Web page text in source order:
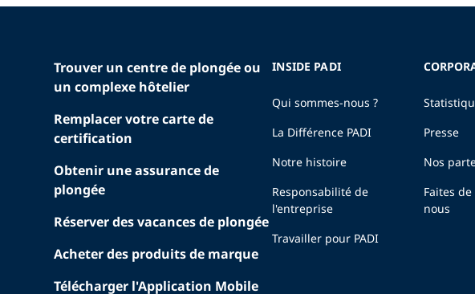
Trouver un centre de plongée ou
un complexe hôtelier
Remplacer votre carte de
certification
Obtenir une assurance de
plongée
Réserver des vacances de plongée
Acheter des produits de marque
Télécharger l'Application Mobile
INSIDE PADI
Qui sommes-nous ?
La Différence PADI
Notre histoire
Responsabilité de
l'entreprise
Travailler pour PADI
Presse
Nos
Faites
nous